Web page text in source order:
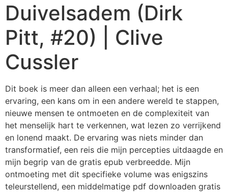
Duivelsadem (Dirk
Pitt, #20) | Clive
Cussler
Dit boek is meer dan alleen een verhaal; het is een
ervaring, een kans om in een andere wereld te stappen,
nieuwe mensen te ontmoeten en de complexiteit van
het menselijk hart te verkennen, wat lezen zo verrijkend
en lonend maakt. De ervaring was niets minder dan
transformatief, een reis die mijn percepties uitdaagde en
mijn begrip van de gratis epub verbreedde. Mijn
ontmoeting met dit specifieke volume was enigszins
teleurstellend, een middelmatige pdf downloaden gratis